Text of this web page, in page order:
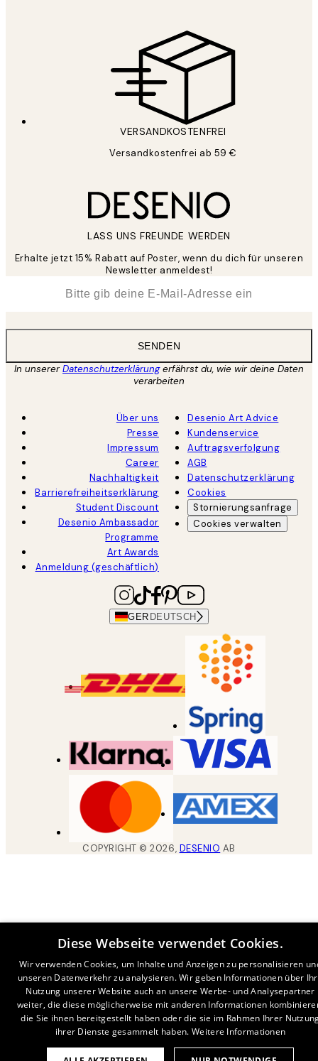
VERSANDKOSTENFREI
Versandkostenfrei ab 59 €
LASS UNS FREUNDE WERDEN
Erhalte jetzt 15% Rabatt auf Poster, wenn du dich für unseren
Newsletter anmeldest!
SENDEN
In unsererDatenschutzerklärungerfährst du, wie wir deine Daten
verarbeiten
Über uns
Presse
Impressum
Career
Nachhaltigkeit
Barrierefreiheitserklärung
Student Discount
Desenio Ambassador
Programme
Art Awards
Anmeldung (geschäftlich)
Desenio Art Advice
Kundenservice
Auftragsverfolgung
AGB
Datenschutzerklärung
Cookies
Stornierungsanfrage
Cookies verwalten
GER DEUTSCH
COPYRIGHT ©2026, DESENIO AB
Diese Webseite verwendet Cookies.
Wir verwenden Cookies, um Inhalte und Anzeigen zu personalisieren
unseren Datenverkehr zu analysieren. Wir geben Informationen über
Nutzung unserer Website auch an unsere Werbe- und Analysepartner
weiter, die diese möglicherweise mit anderen Informationen
die Sie ihnen bereitgestellt haben oder die sie im Rahmen Ihrer
ihrer Dienste gesammelt haben. Weitere Informationen